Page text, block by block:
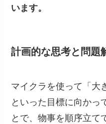
います。
計画的な思考と問題
マイクラを使って「大
といった目標に向かっ
とで、物事を順序立て